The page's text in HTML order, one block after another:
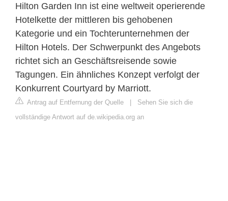
Hilton Garden Inn ist eine weltweit operierende
Hotelkette der mittleren bis gehobenen
Kategorie und ein Tochterunternehmen der
Hilton Hotels. Der Schwerpunkt des Angebots
richtet sich an Geschäftsreisende sowie
Tagungen. Ein ähnliches Konzept verfolgt der
Konkurrent Courtyard by Marriott.
Antrag auf Entfernung der Quelle | Sehen Sie sich die
vollständige Antwort auf de.wikipedia.org an